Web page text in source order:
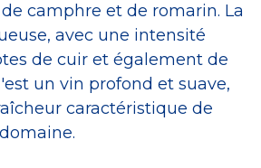
camphre et de romarin. La
avec une intensité
de cuir et également de
un vin profond et suave,
caractéristique de